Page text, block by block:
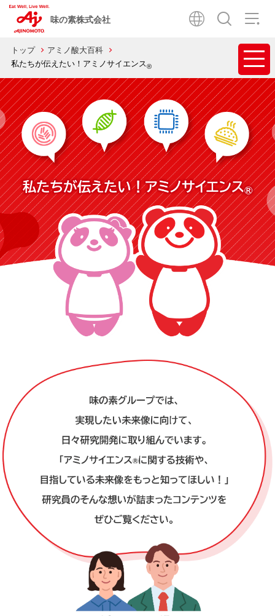
味の素株式会社
トップ
アミノ酸大百科
私たちが伝えたい！アミノサイエンス®